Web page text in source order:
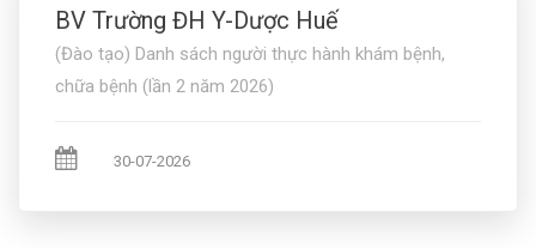
BV Trường ĐH Y-Dược Huế
(Đào tạo) Danh sách người thực hành khám bệnh,
chữa bệnh (lần 2 năm 2026)
30-07-2026